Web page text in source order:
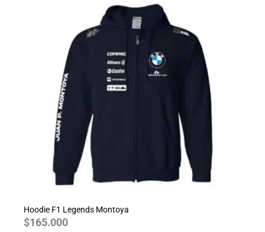
Hoodie F1 Legends Montoya
$165.000